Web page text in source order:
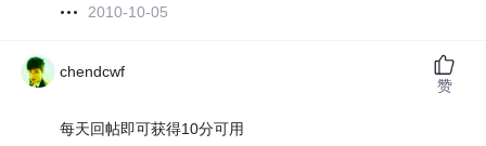
2010-10-05
chendcwf
每天回帖即可获得10分可用
赞